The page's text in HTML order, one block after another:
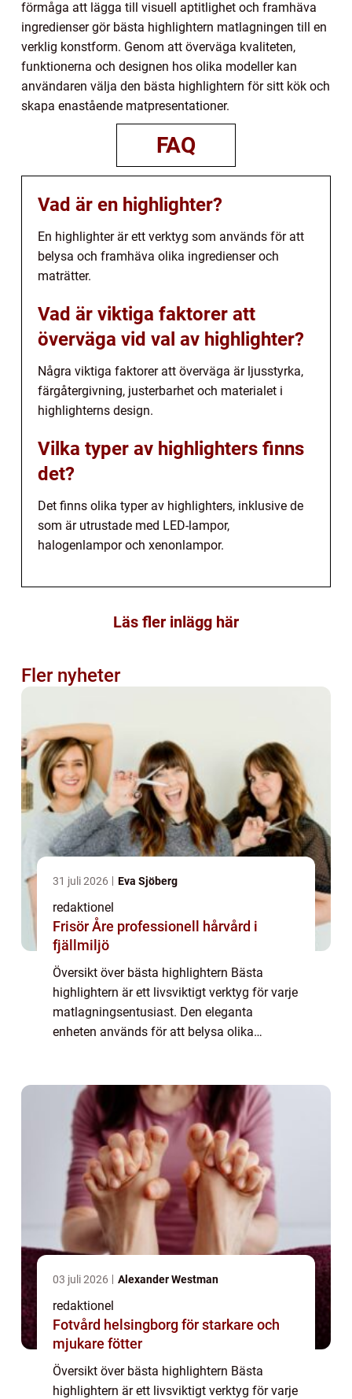
förmåga att lägga till visuell aptitlighet och framhäva
ingredienser gör bästa highlightern matlagningen till en
verklig konstform. Genom att överväga kvaliteten,
funktionerna och designen hos olika modeller kan
användaren välja den bästa highlightern för sitt kök och
skapa enastående matpresentationer.
FAQ
Vad är en highlighter?
En highlighter är ett verktyg som används för att
belysa och framhäva olika ingredienser och
maträtter.
Vad är viktiga faktorer att
överväga vid val av highlighter?
Några viktiga faktorer att överväga är ljusstyrka,
färgåtergivning, justerbarhet och materialet i
highlighterns design.
Vilka typer av highlighters finns
det?
Det finns olika typer av highlighters, inklusive de
som är utrustade med LED-lampor,
halogenlampor och xenonlampor.
Läs fler inlägg här
Fler nyheter
31 juli 2026 Eva Sjöberg
redaktionel
Frisör Åre professionell hårvård i
fjällmiljö
Översikt över bästa highlightern Bästa
highlightern är ett livsviktigt verktyg för varje
matlagningsentusiast. Den eleganta
enheten används för att belysa olika
och ...
03 juli 2026 Alexander Westman
redaktionel
Fotvård helsingborg för starkare och
mjukare fötter
Översikt över bästa highlightern Bästa
highlightern är ett livsviktigt verktyg för varje